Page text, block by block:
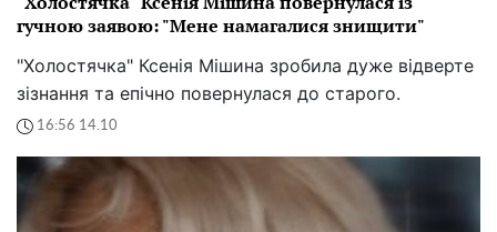
гучною заявою: "Мене намагалися знищити"
"Холостячка" Ксенія Мішина зробила дуже відверте
зізнання та епічно повернулася до старого.
16:56 14.10